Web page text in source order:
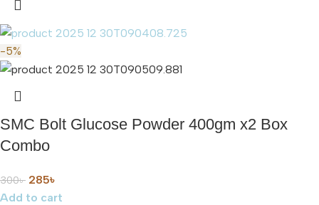
-5%
SMC Bolt Glucose Powder 400gm x2 Box
Combo
300৳ 285৳
Add to cart